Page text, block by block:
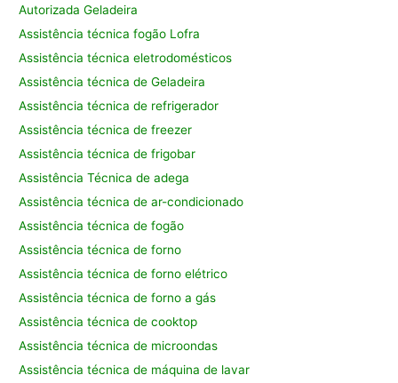
Autorizada Geladeira
Assistência técnica fogão Lofra
Assistência técnica eletrodomésticos
Assistência técnica de Geladeira
Assistência técnica de refrigerador
Assistência técnica de freezer
Assistência técnica de frigobar
Assistência Técnica de adega
Assistência técnica de ar-condicionado
Assistência técnica de fogão
Assistência técnica de forno
Assistência técnica de forno elétrico
Assistência técnica de forno a gás
Assistência técnica de cooktop
Assistência técnica de microondas
Assistência técnica de máquina de lavar